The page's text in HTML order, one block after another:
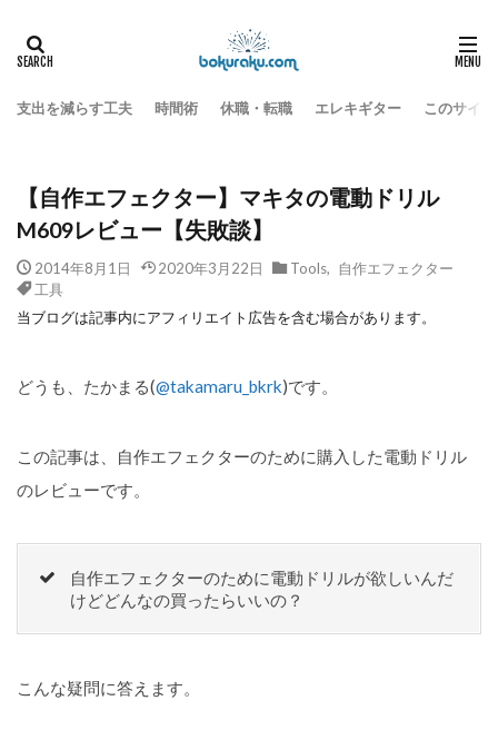
支出を減らす工夫 時間術 休職・転職 エレキギター このサイ
【自作エフェクター】マキタの電動ドリルM609レビュー【失敗談】
【自作エフェクター】マキタの電動ドリル
M609レビュー【失敗談】
2014年8月1日 2020年3月22日 Tools
自作エフェクター
工具
当ブログは記事内にアフィリエイト広告を含む場合があります。
どうも、たかまる(@takamaru_bkrk)です。
この記事は、自作エフェクターのために購入した電動ドリル
のレビューです。
自作エフェクターのために電動ドリルが欲しいんだ
けどどんなの買ったらいいの？
こんな疑問に答えます。